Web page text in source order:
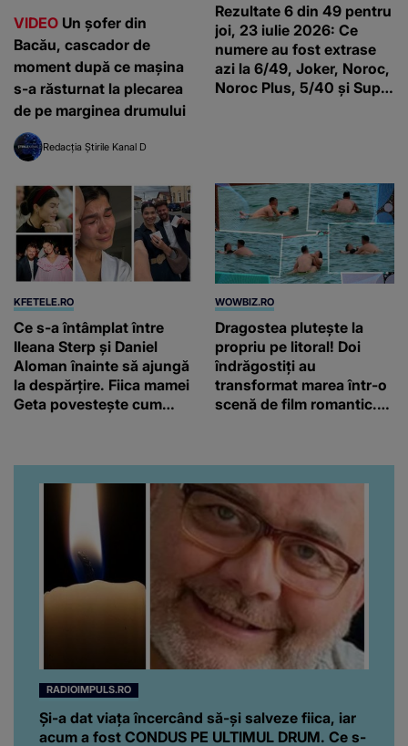
VIDEO Un șofer din
Bacău, cascador de
moment după ce mașina
s-a răsturnat la plecarea
de pe marginea drumului
Redacția Știrile Kanal D
Rezultate 6 din 49 pentru
joi, 23 iulie 2026: Ce
numere au fost extrase
azi la 6/49, Joker, Noroc,
Noroc Plus, 5/40 și Super
KFETELE.RO
Ce s-a întâmplat între
Ileana Sterp și Daniel
Aloman înainte să ajungă
la despărțire. Fiica mamei
Geta povestește cum
denigrez.”
WOWBIZ.RO
Dragostea plutește la
propriu pe litoral! Doi
îndrăgostiți au
transformat marea într-o
scenă de film romantic.
RADIOIMPULS.RO
Și-a dat viața încercând să-și salveze fiica, iar
acum a fost CONDUS PE ULTIMUL DRUM. Ce s-